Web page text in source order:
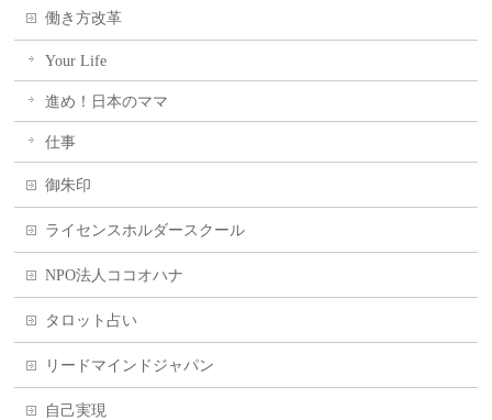
働き方改革
Your Life
進め！日本のママ
仕事
御朱印
ライセンスホルダースクール
NPO法人ココオハナ
タロット占い
リードマインドジャパン
自己実現